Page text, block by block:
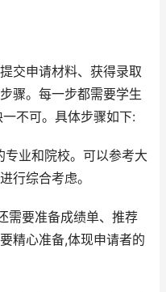
交申请材料、获得录取
骤。每一步都需要学生
不可。具体步骤如下:
专业和院校。可以参考大
行综合考虑。
需要准备成绩单、推荐
精心准备,体现申请者的